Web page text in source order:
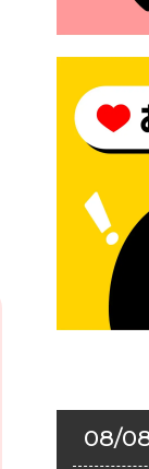
市佐野
2026年
モにご
ェルタ
2026
センサ
2026
回定例
2026
2026年
振り仮
08/